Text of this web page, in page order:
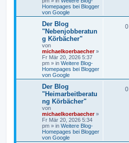
Homepages bei Blogger
von Google
Der Blog
"Nebenjobberatun
g Körbächer"
von
michaelkoerbaecher»
Fr Mär 20, 2026 5:37
pm » in Weitere Blog-
Homepages bei Blogger
von Google
0
Der Blog
"Heimarbeitberatu
ng Körbächer"
von
michaelkoerbaecher»
Fr Mär 20, 2026 5:34
pm » in Weitere Blog-
Homepages bei Blogger
von Google
0